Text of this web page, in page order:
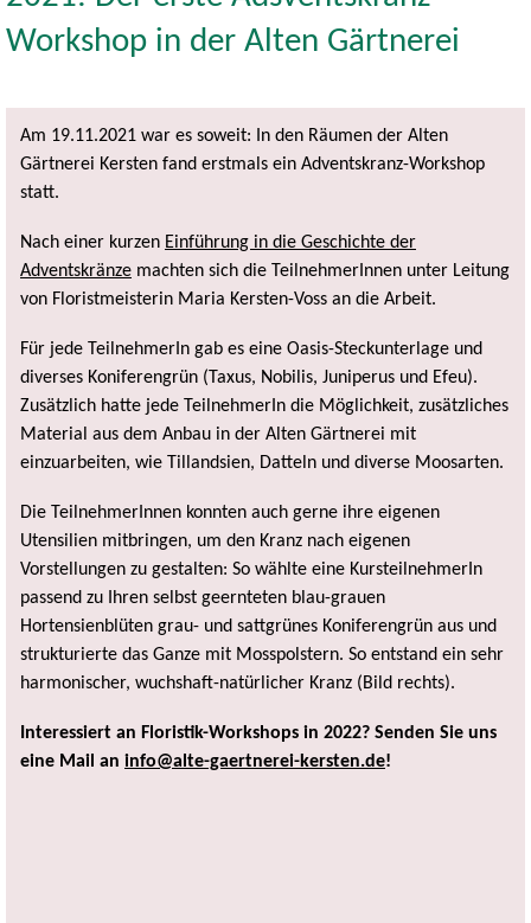
Workshop in der Alten Gärtnerei
Am 19.11.2021 war es soweit: In den Räumen der Alten
Gärtnerei Kersten fand erstmals ein Adventskranz-Workshop
statt.
Nach einer kurzen Einführung in die Geschichte der
Adventskränze machten sich die TeilnehmerInnen unter Leitung
von Floristmeisterin Maria Kersten-Voss an die Arbeit.
Für jede TeilnehmerIn gab es eine Oasis-Steckunterlage und
diverses Koniferengrün (Taxus, Nobilis, Juniperus und Efeu).
Zusätzlich hatte jede TeilnehmerIn die Möglichkeit, zusätzliches
Material aus dem Anbau in der Alten Gärtnerei mit
einzuarbeiten, wie Tillandsien, Datteln und diverse Moosarten.
Die TeilnehmerInnen konnten auch gerne ihre eigenen
Utensilien mitbringen, um den Kranz nach eigenen
Vorstellungen zu gestalten: So wählte eine KursteilnehmerIn
passend zu Ihren selbst geernteten blau-grauen
Hortensienblüten grau- und sattgrünes Koniferengrün aus und
strukturierte das Ganze mit Mosspolstern. So entstand ein sehr
harmonischer, wuchshaft-natürlicher Kranz (Bild rechts).
Interessiert an Floristik-Workshops in 2022? Senden Sie uns
eine Mail an info@alte-gaertnerei-kersten.de!